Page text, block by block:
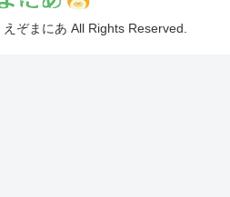
ぞまにあ All Rights Reserved.